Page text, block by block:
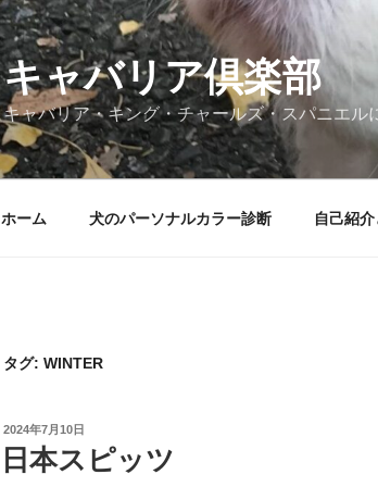
キャバリア倶楽部
キャバリア・キング・チャールズ・スパニエル
ホーム 犬のパーソナルカラー診断 自己紹
タグ: WINTER
投
稿
日:
2024年7月10日
日本スピッツ